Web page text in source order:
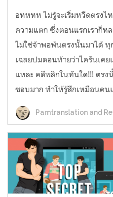
อหหหห ไม่รู้จะเริ่มหวีดตรงไ
ความแตก ซึ่งตอนแรกเราก็
ไม่ใช่จ้าพอพ้นตรงนั้นมาได้ ทุ
เฉลยปมตอนท้ายว่าไครันเคย
แหละ คดีพลิกในทันใด!!! ตรง
ชอบมาก ทำให้รู้สึกเหมือนคน
Parntranslation and